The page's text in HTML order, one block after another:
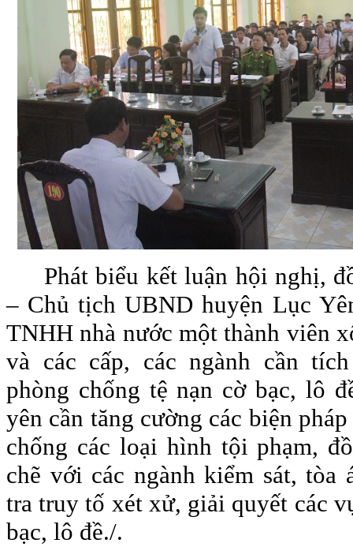
Phát biểu kết luận hội nghị,
– Chủ tịch UBND huyện Lục
TNHH nhà nước một thành viên
và các cấp, các ngành cần
phòng chống tệ nạn cờ bạc, lô
yên cần tăng cường các biện
chống các loại hình tội phạm,
chẽ với các ngành kiểm sát, tòa
tra truy tố xét xử, giải quyết các
bạc, lô đề./.